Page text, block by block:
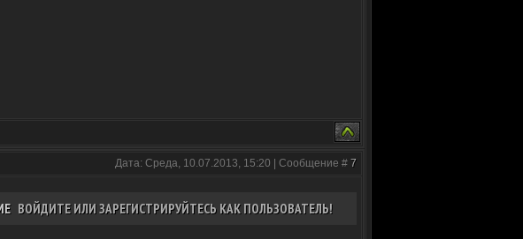
Дата: Среда, 10.07.2013, 15:20 | Сообщение # 7
ВОЙДИТЕ ИЛИ ЗАРЕГИСТРИРУЙТЕСЬ КАК ПОЛЬЗОВАТЕЛЬ!